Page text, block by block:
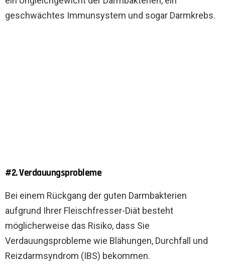
geschwächtes Immunsystem und sogar Darmkrebs.
#2. Verdauungsprobleme
Bei einem Rückgang der guten Darmbakterien
aufgrund Ihrer Fleischfresser-Diät besteht
möglicherweise das Risiko, dass Sie
Verdauungsprobleme wie Blähungen, Durchfall und
Reizdarmsyndrom (IBS) bekommen.